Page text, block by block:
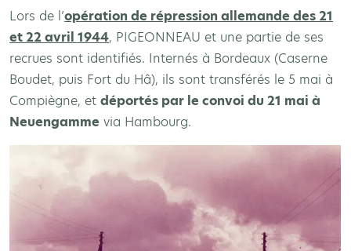
Lors de l’opération de répression allemande des 21
et 22 avril 1944, PIGEONNEAU et une partie de ses
recrues sont identifiés. Internés à Bordeaux (Caserne
Boudet, puis Fort du Hâ), ils sont transférés le 5 mai à
Compiègne, et déportés par le convoi du 21 mai à
Neuengamme via Hambourg.